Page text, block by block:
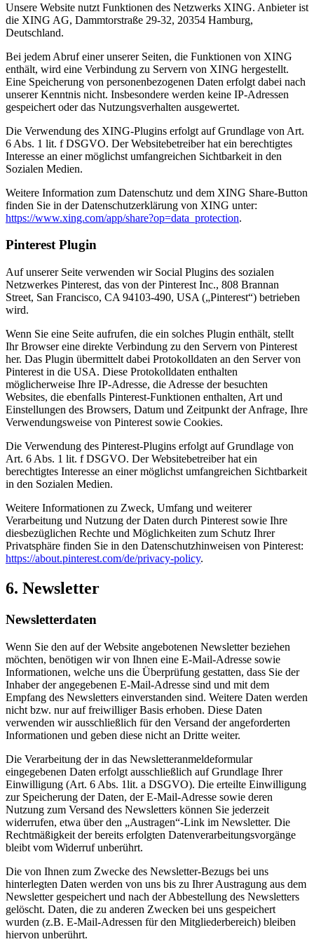
Unsere Website nutzt Funktionen des Netzwerks XING. Anbieter ist
die XING AG, Dammtorstraße 29-32, 20354 Hamburg,
Deutschland.
Bei jedem Abruf einer unserer Seiten, die Funktionen von XING
enthält, wird eine Verbindung zu Servern von XING hergestellt.
Eine Speicherung von personenbezogenen Daten erfolgt dabei nach
unserer Kenntnis nicht. Insbesondere werden keine IP-Adressen
gespeichert oder das Nutzungsverhalten ausgewertet.
Die Verwendung des XING-Plugins erfolgt auf Grundlage von Art.
6 Abs. 1 lit. f DSGVO. Der Websitebetreiber hat ein berechtigtes
Interesse an einer möglichst umfangreichen Sichtbarkeit in den
Sozialen Medien.
Weitere Information zum Datenschutz und dem XING Share-Button
finden Sie in der Datenschutzerklärung von XING unter:
https://www.xing.com/app/share?op=data_protection.
Pinterest Plugin
Auf unserer Seite verwenden wir Social Plugins des sozialen
Netzwerkes Pinterest, das von der Pinterest Inc., 808 Brannan
Street, San Francisco, CA 94103-490, USA („Pinterest“) betrieben
wird.
Wenn Sie eine Seite aufrufen, die ein solches Plugin enthält, stellt
Ihr Browser eine direkte Verbindung zu den Servern von Pinterest
her. Das Plugin übermittelt dabei Protokolldaten an den Server von
Pinterest in die USA. Diese Protokolldaten enthalten
möglicherweise Ihre IP-Adresse, die Adresse der besuchten
Websites, die ebenfalls Pinterest-Funktionen enthalten, Art und
Einstellungen des Browsers, Datum und Zeitpunkt der Anfrage, Ihre
Verwendungsweise von Pinterest sowie Cookies.
Die Verwendung des Pinterest-Plugins erfolgt auf Grundlage von
Art. 6 Abs. 1 lit. f DSGVO. Der Websitebetreiber hat ein
berechtigtes Interesse an einer möglichst umfangreichen Sichtbarkeit
in den Sozialen Medien.
Weitere Informationen zu Zweck, Umfang und weiterer
Verarbeitung und Nutzung der Daten durch Pinterest sowie Ihre
diesbezüglichen Rechte und Möglichkeiten zum Schutz Ihrer
Privatsphäre finden Sie in den Datenschutzhinweisen von Pinterest:
https://about.pinterest.com/de/privacy-policy.
6. Newsletter
Newsletterdaten
Wenn Sie den auf der Website angebotenen Newsletter beziehen
möchten, benötigen wir von Ihnen eine E-Mail-Adresse sowie
Informationen, welche uns die Überprüfung gestatten, dass Sie der
Inhaber der angegebenen E-Mail-Adresse sind und mit dem
Empfang des Newsletters einverstanden sind. Weitere Daten werden
nicht bzw. nur auf freiwilliger Basis erhoben. Diese Daten
verwenden wir ausschließlich für den Versand der angeforderten
Informationen und geben diese nicht an Dritte weiter.
Die Verarbeitung der in das Newsletteranmeldeformular
eingegebenen Daten erfolgt ausschließlich auf Grundlage Ihrer
Einwilligung (Art. 6 Abs. 1lit. a DSGVO). Die erteilte Einwilligung
zur Speicherung der Daten, der E-Mail-Adresse sowie deren
Nutzung zum Versand des Newsletters können Sie jederzeit
widerrufen, etwa über den „Austragen“-Link im Newsletter. Die
Rechtmäßigkeit der bereits erfolgten Datenverarbeitungsvorgänge
bleibt vom Widerruf unberührt.
Die von Ihnen zum Zwecke des Newsletter-Bezugs bei uns
hinterlegten Daten werden von uns bis zu Ihrer Austragung aus dem
Newsletter gespeichert und nach der Abbestellung des Newsletters
gelöscht. Daten, die zu anderen Zwecken bei uns gespeichert
wurden (z.B. E-Mail-Adressen für den Mitgliederbereich) bleiben
hiervon unberührt.